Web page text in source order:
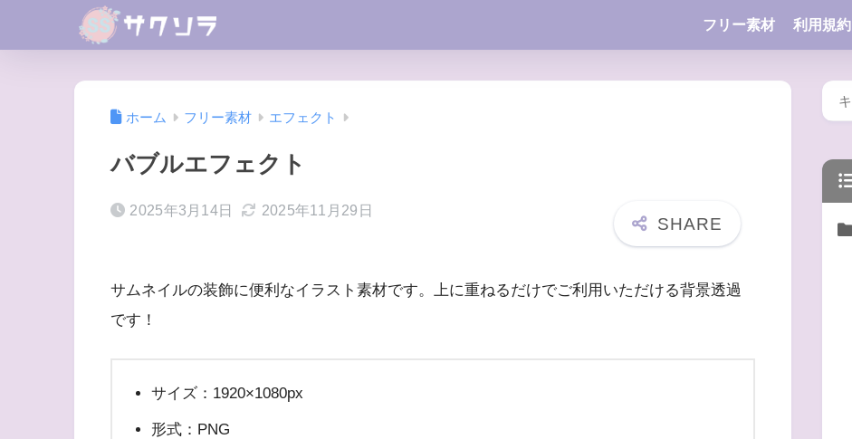
フリー素材 利用規約
ホーム フリー素材 エフェクト
バブルエフェクト
2025年3月14日 2025年11月29日
サムネイルの装飾に便利なイラスト素材です。上に重ねるだけでご利用いただける背景透過
です！
サイズ：1920×1080px
形式：PNG